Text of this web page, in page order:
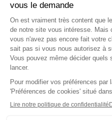
AUTOTOUR
De la Péninsule
Vancouver
16 jours - À partir de
Îles San Juan - Parc